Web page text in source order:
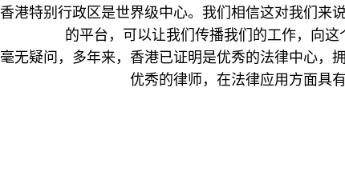
香港特别行政区是世界级中心。我们相信这对我们来
的平台，可以让我们传播我们的工作，向这
毫无疑问，多年来，香港已证明是优秀的法律中心，
优秀的律师，在法律应用方面具